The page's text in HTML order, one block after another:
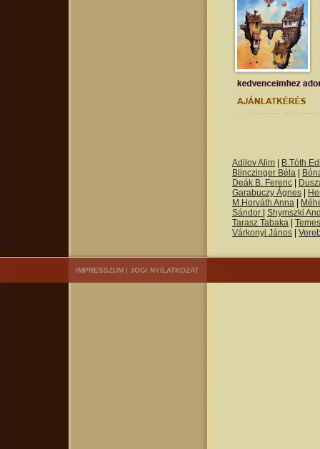
Adilov Alim
B.Tóth
Blinczinger Béla
Deák B. Ferenc
Garabuczy Ágnes
M.Horváth Anna
Sándor
Shymszki
Tarasz Tabaka
Várkonyi János
IMPRESSZUM | JOGI NYILATKOZAT